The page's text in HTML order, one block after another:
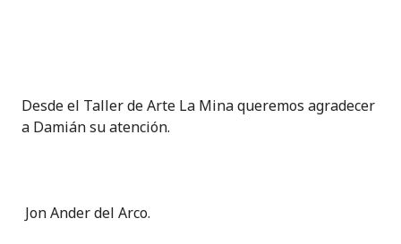
Desde el Taller de Arte La Mina queremos agradecer
a Damián su atención.
Jon Ander del Arco.